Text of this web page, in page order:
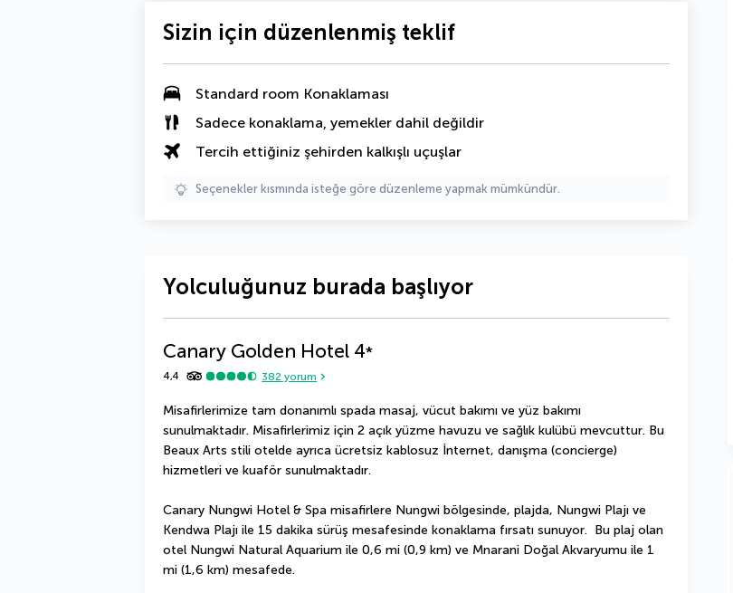
Sizin için düzenlenmiş teklif
Standard room Konaklaması
Sadece konaklama, yemekler dahil değildir
Tercih ettiğiniz şehirden kalkışlı uçuşlar
Seçenekler kısmında isteğe göre düzenleme yapmak mümkündür.
Yolculuğunuz burada başlıyor
Canary Golden Hotel 4*
4,4 382 yorum
Misafirlerimize tam donanımlı spada masaj, vücut bakımı ve yüz bakımı
sunulmaktadır. Misafirlerimiz için 2 açık yüzme havuzu ve sağlık kulübü mevcuttur. Bu
Beaux Arts stili otelde ayrıca ücretsiz kablosuz İnternet, danışma (concierge)
hizmetleri ve kuaför sunulmaktadır.
Canary Nungwi Hotel & Spa misafirlere Nungwi bölgesinde, plajda, Nungwi Plajı ve
Kendwa Plajı ile 15 dakika sürüş mesafesinde konaklama fırsatı sunuyor.  Bu plaj olan
otel Nungwi Natural Aquarium ile 0,6 mi (0,9 km) ve Mnarani Doğal Akvaryumu ile 1
mi (1,6 km) mesafede.